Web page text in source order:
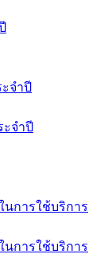
จำปี
จำปี
นการใช้บริการ
นการใช้บริการ